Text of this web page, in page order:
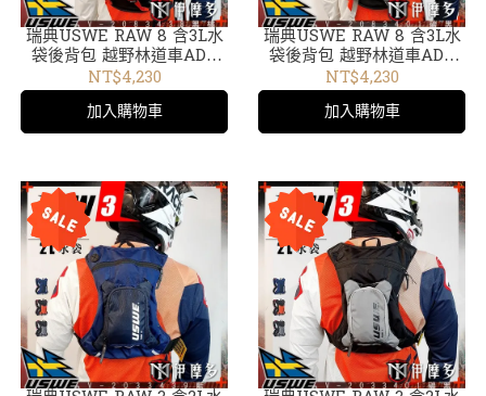
瑞典USWE RAW 8 含3L水
袋後背包 越野林道車ADV
外袋可拆輕巧無彈跳水袋包
黑橘 V-2083438
NT$4,230
加入購物車
瑞典USWE RAW 8 含3L水
袋後背包 越野林道車ADV
外袋可拆輕巧無彈跳水袋包
碳黑V-2083401
NT$4,230
加入購物車